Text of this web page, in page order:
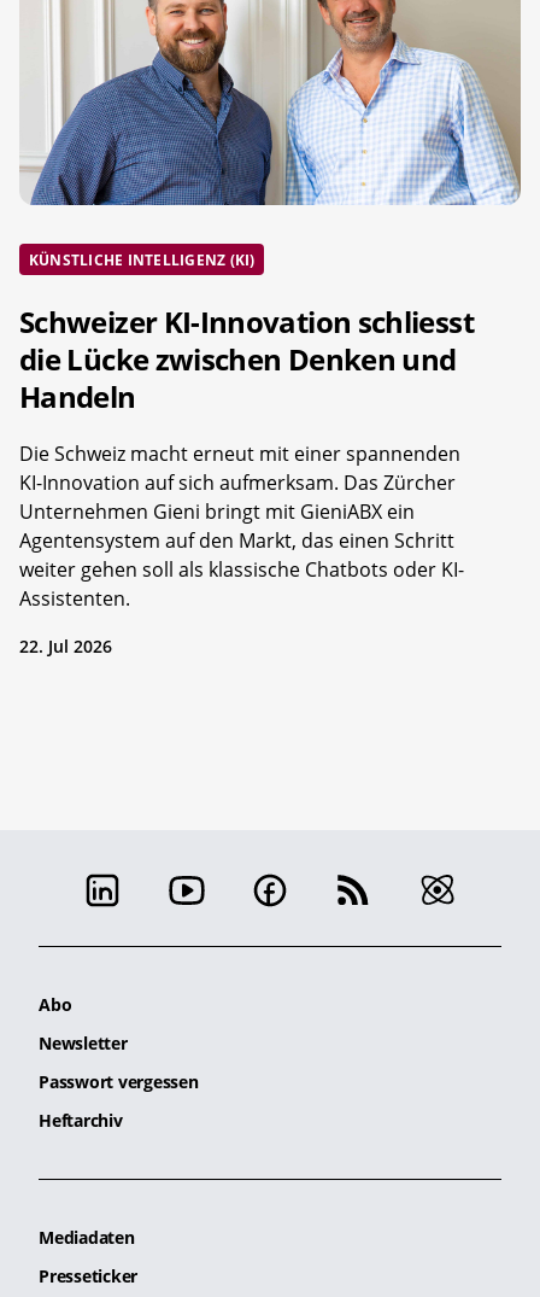
KÜNSTLICHE INTELLIGENZ (KI)
Schweizer KI-Innovation schliesst
die Lücke zwischen Denken und
Handeln
Die Schweiz macht erneut mit einer spannenden
KI-Innovation auf sich aufmerksam. Das Zürcher
Unternehmen Gieni bringt mit GieniABX ein
Agentensystem auf den Markt, das einen Schritt
weiter gehen soll als klassische Chatbots oder KI-
Assistenten.
22. Jul 2026
Abo
Newsletter
Passwort vergessen
Heftarchiv
Mediadaten
Presseticker